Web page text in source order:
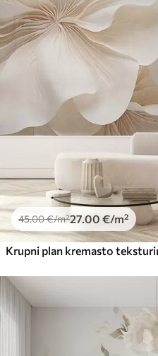
45.00€/m²27.00 €/m²